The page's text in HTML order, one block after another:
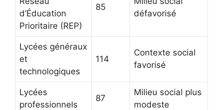
d’Éducation
Prioritaire (REP)
85
défavorisé
Lycées généraux
et
technologiques
114
Contexte social
favorisé
Lycées
professionnels
87
Milieu social plus
modeste